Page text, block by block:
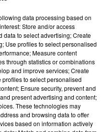
pas au portillon. La
que ce bâtiment
d’autant que
à la baisse leur
euros !
ce lundi
chocolat originale, car ils
Ils seront lâchés depuis un
dessus d’une pâture, situé
loin de la mairie de Hon-
data processing based on
Store and/or access
data to select advertising; Create
Use profiles to select personalised
Measure content
through statistics or combinations
and improve services; Create
to select personalised
Ensure security, prevent and
present advertising and content;
These technologies may
and browsing data to offer
based on information actively